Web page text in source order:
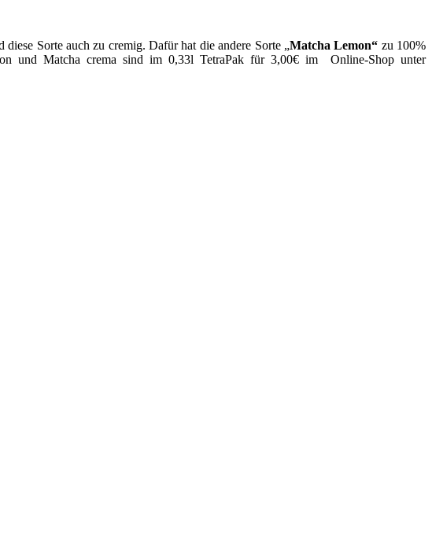
Sorte auch zu cremig. Dafür hat die andere Sorte „Matcha Lemon“ zu 100%
und Matcha crema sind im 0,33l TetraPak für 3,00€ im Online-Shop unter